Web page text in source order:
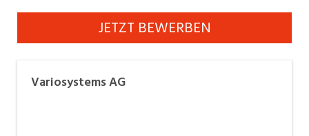
Kaufm. Berufe, Kundendienst, Verwaltung
Körperpflege, Wellness
Marketing, Kommunikation, Medien, Druck
Variosystems AG
Website
Variosystems entwickelt und fertigt elektronische
JETZT BEWERBEN
Variosystems AG